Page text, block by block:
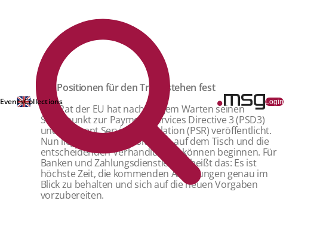
EventsCollections Login
Die Positionen für den Trilog stehen fest
Der Rat der EU hat nach langem Warten seinen
Standpunkt zur Payment Services Directive 3 (PSD3)
und Payment Services Regulation (PSR) veröffentlicht.
Nun liegen alle drei Positionen auf dem Tisch und die
entscheidenden Verhandlungen können beginnen. Für
Banken und Zahlungsdienstleister heißt das: Es ist
höchste Zeit, die kommenden Änderungen genau im
Blick zu behalten und sich auf die neuen Vorgaben
vorzubereiten.